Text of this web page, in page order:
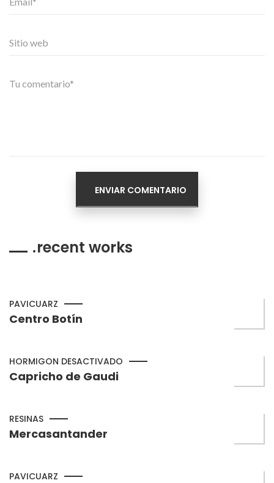
recent works
PAVICUARZ
Centro Botín
HORMIGON DESACTIVADO
Capricho de Gaudi
RESINAS
Mercasantander
PAVICUARZ